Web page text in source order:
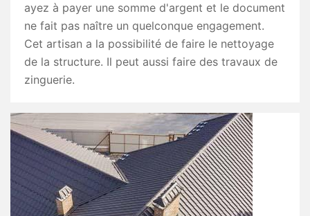
ayez à payer une somme d'argent et le document
ne fait pas naître un quelconque engagement.
Cet artisan a la possibilité de faire le nettoyage
de la structure. Il peut aussi faire des travaux de
zinguerie.